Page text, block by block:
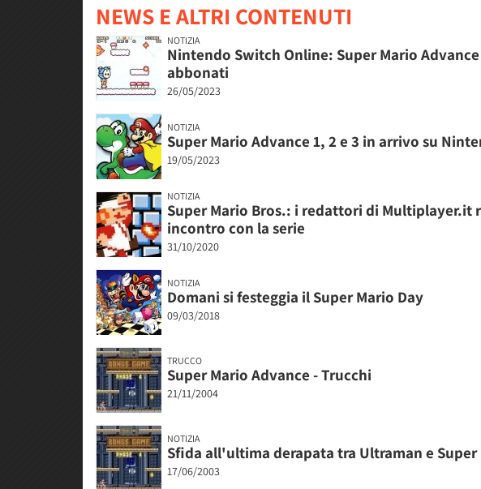
NEWS E ALTRI CONTENUTI
NOTIZIA
Nintendo Switch Online: Super Mario
abbonati
26/05/2023
NOTIZIA
Super Mario Advance 1, 2 e 3 in arrivo su
19/05/2023
NOTIZIA
Super Mario Bros.: i redattori di
incontro con la serie
31/10/2020
NOTIZIA
Domani si festeggia il Super Mario Day
09/03/2018
TRUCCO
Super Mario Advance - Trucchi
21/11/2004
NOTIZIA
Sfida all'ultima derapata tra Ultraman e Super
17/06/2003